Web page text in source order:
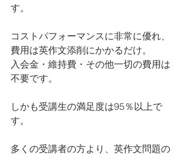
す。
コストパフォーマンスに非常に優れ、
費用は英作文添削にかかるだけ。
入会金・維持費・その他一切の費用は
不要です。
しかも受講生の満足度は95％以上で
す。
多くの受講者の方より、英作文問題の